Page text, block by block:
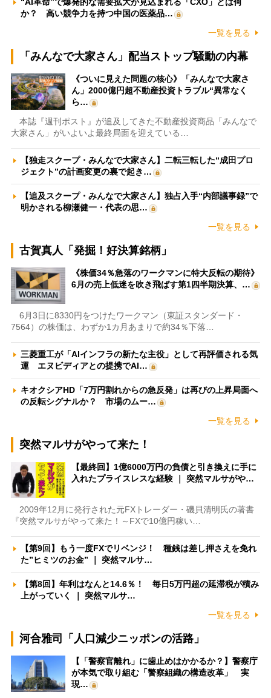
“AI革命”で爆発的な需要拡大が見込まれる「CXO」とは何
か？ 高い競争力を持つ中国の医薬品…
一覧を見る
「みんなで大家さん」配当ストップ騒動の内幕
《ついに見えた問題の核心》「みんなで大家さ
ん」2000億円超不動産投資トラブル“異常なく
ら…
本誌『週刊ポスト』が追及してきた不動産投資商品「みんなで
大家さん」がいよいよ最終局面を迎えている…
【独走スクープ・みんなで大家さん】二転三転した“成田プロ
ジェクト”の計画変更の裏で起き…
【追及スクープ・みんなで大家さん】独占入手“内部議事録”で
明かされる柳瀬健一・代表の思…
一覧を見る
古賀真人「発掘！好決算銘柄」
《株価34％急落のワークマンに特大反転の期待》
6月の売上低迷を吹き飛ばす第1四半期決算、…
6月3日に8330円をつけたワークマン（東証スタンダード・
7564）の株価は、わずか1カ月あまりで約34％下落…
三菱重工が「AIインフラの新たな主役」として再評価される気
運 エヌビディアとの提携でAI…
キオクシアHD「7万円割れからの急反発」は再びの上昇局面へ
の反転シグナルか？ 市場のムー…
一覧を見る
突然マルサがやって来た！
【最終回】1億6000万円の負債と引き換えに手に
入れたプライスレスな経験 ｜ 突然マルサがや…
2009年12月に発行された元FXトレーダー・磯貝清明氏の著書
『突然マルサがやって来た！～FXで10億円稼い…
【第9回】もう一度FXでリベンジ！ 種銭は差し押さえを免れ
た”ヒミツのお金” ｜ 突然マルサ…
【第8回】年利はなんと14.6％！ 毎日5万円超の延滞税が積み
上がっていく ｜ 突然マルサ…
一覧を見る
河合雅司「人口減少ニッポンの活路」
【「警察官離れ」に歯止めはかかるか？】警察庁
が本気で取り組む「警察組織の構造改革」 実
現…